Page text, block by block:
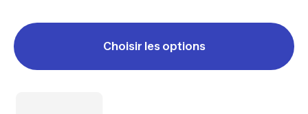
Choisir les options